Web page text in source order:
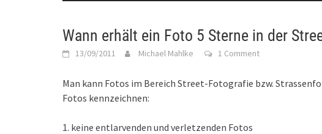
Wann erhält ein Foto 5 Sterne in der
13/09/2011 Michael Mahlke 1 Comment
Man kann Fotos im Bereich Street-Fotografie bzw.
Fotos kennzeichnen:
1. keine entlarvenden und verletzenden Fotos